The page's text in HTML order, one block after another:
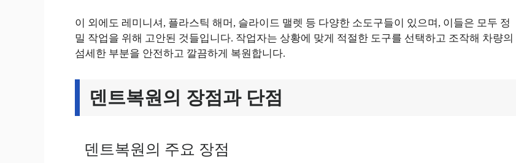
이 외에도 레미니셔, 플라스틱 해머, 슬라이드 맬렛 등 다양한 소도구들이 있으며, 이들은 모두 정
밀 작업을 위해 고안된 것들입니다. 작업자는 상황에 맞게 적절한 도구를 선택하고 조작해 차량의
섬세한 부분을 안전하고 깔끔하게 복원합니다.
덴트복원의 장점과 단점
덴트복원의 주요 장점